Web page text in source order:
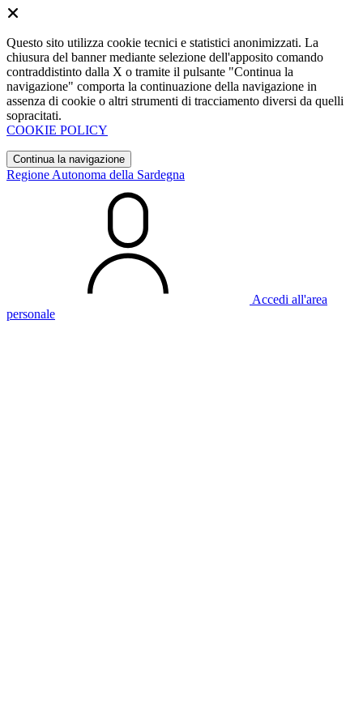
Questo sito utilizza cookie tecnici e statistici anonimizzati. La
chiusura del banner mediante selezione dell'apposito comando
contraddistinto dalla X o tramite il pulsante "Continua la
navigazione" comporta la continuazione della navigazione in
assenza di cookie o altri strumenti di tracciamento diversi da quelli
sopracitati.
COOKIE POLICY
Continua la navigazione
Regione Autonoma della Sardegna
Accedi all'area
personale